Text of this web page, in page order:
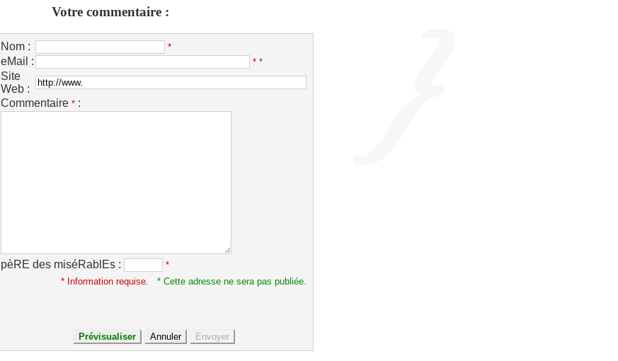
Votre commentaire :
Nom : *
eMail : * *
Site
Web :
Commentaire * :
pèRE des miséRablEs :
*
* Information requise.
* Cette adresse ne sera pas publiée.